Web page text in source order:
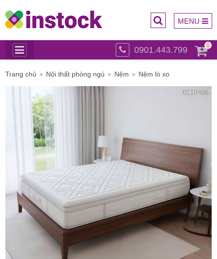
0901.443.799 0
MENU
Trụ sở
chính:
3/6D, ấp
Trang chủ Nội thất phòng ngủ Nệm Nệm lò xo